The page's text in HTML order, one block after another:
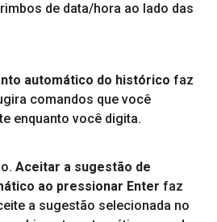
de data/hora ao lado das
automático do histórico faz
comandos que você
enquanto você digita.
Aceitar a sugestão de
ao pressionar Enter faz
a sugestão selecionada no